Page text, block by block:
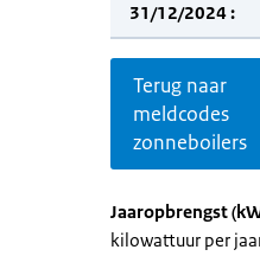
31/12/2024 :
Terug naar
meldcodes
zonneboilers
Jaaropbrengst
kilowattuur per